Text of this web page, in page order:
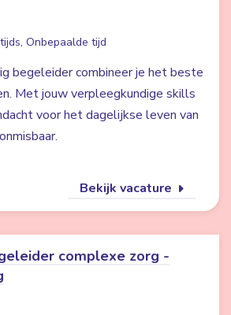
Onbepaalde tijd
begeleider combineer je het beste
Met jouw verpleegkundige skills
voor het dagelijkse leven van
Bekijk vacature
complexe zorg -